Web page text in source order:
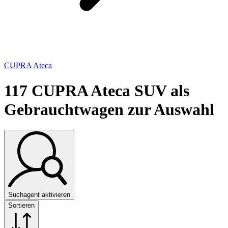
CUPRA Ateca
117 CUPRA Ateca SUV als
Gebrauchtwagen zur Auswahl
Suchagent aktivieren
Sortieren